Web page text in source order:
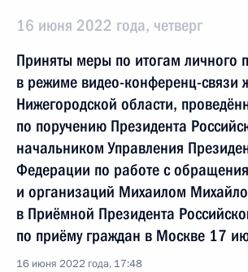
16 июня 2022 года, четверг
Приняты меры по итогам личного
в режиме видео-конференц-связи
Нижегородской области,
по поручению Президента
начальником Управления
Федерации по работе с
и организаций Михаилом
в Приёмной Президента
по приёму граждан в Москве 17
16 июня 2022 года, 17:48